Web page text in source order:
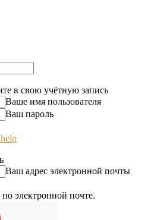
в свою учётную запись
Ваше имя пользователя
Ваш пароль
Ваш адрес электронной почты
электронной почте.